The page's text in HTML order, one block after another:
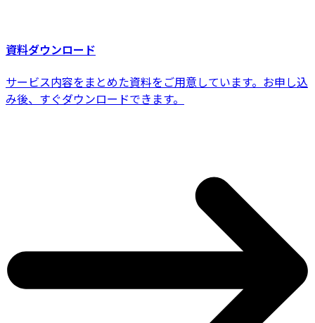
資料ダウンロード
サービス内容をまとめた資料をご用意しています。お申し込
み後、すぐダウンロードできます。